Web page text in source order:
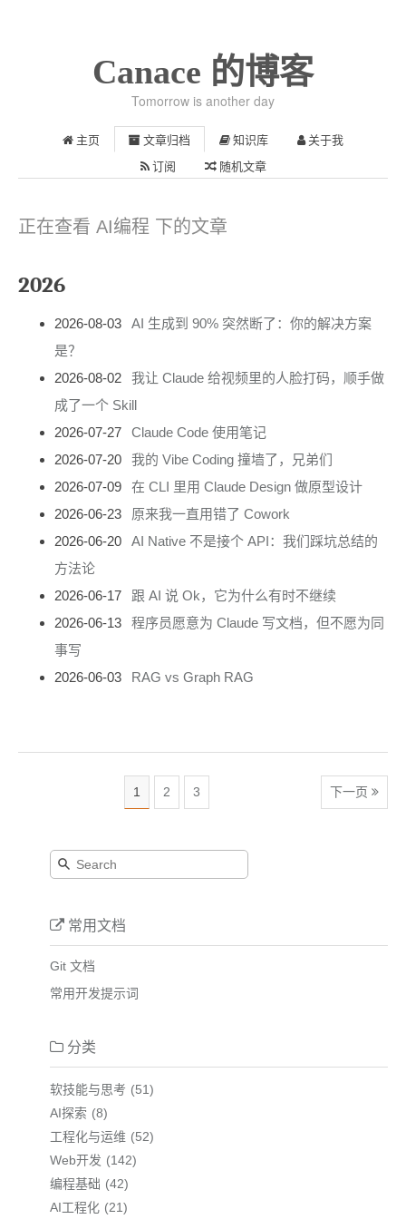
Canace 的博客
Tomorrow is another day
主页 文章归档 知识库 关于我
订阅 随机文章
正在查看 AI编程 下的文章
2026
2026-08-03
AI 生成到 90% 突然断了：你的解决方案
是？
2026-08-02
我让 Claude 给视频里的人脸打码，顺手做
成了一个 Skill
2026-07-27
Claude Code 使用笔记
2026-07-20
我的 Vibe Coding 撞墙了，兄弟们
2026-07-09
在 CLI 里用 Claude Design 做原型设计
2026-06-23
原来我一直用错了 Cowork
2026-06-20
AI Native 不是接个 API：我们踩坑总结的
方法论
2026-06-17
跟 AI 说 Ok，它为什么有时不继续
2026-06-13
程序员愿意为 Claude 写文档，但不愿为同
事写
2026-06-03
RAG vs Graph RAG
1 2 3 下一页
常用文档
Git 文档
常用开发提示词
分类
软技能与思考
51
AI探索
8
工程化与运维
52
Web开发
142
编程基础
42
AI工程化
21